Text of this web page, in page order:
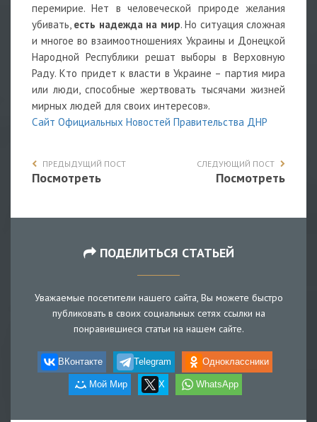
перемирие. Нет в человеческой природе желания
убивать, есть надежда на мир. Но ситуация сложная
и многое во взаимоотношениях Украины и Донецкой
Народной Республики решат выборы в Верховную
Раду. Кто придет к власти в Украине – партия мира
или люди, способные жертвовать тысячами жизней
мирных людей для своих интересов».
Сайт Официальных Новостей Правительства ДНР
ПРЕДЫДУЩИЙ ПОСТ
Посмотреть
СЛЕДУЮЩИЙ ПОСТ
Посмотреть
ПОДЕЛИТЬСЯ СТАТЬЕЙ
Уважаемые посетители нашего сайта, Вы можете быстро
публиковать в своих социальных сетях ссылки на
понравившиеся статьи на нашем сайте.
ВКонтакте Telegram Одноклассники
Мой Мир X WhatsApp